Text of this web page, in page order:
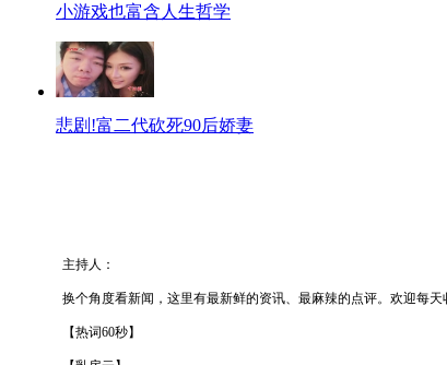
小游戏也富含人生哲学
悲剧!富二代砍死90后娇妻
主持人：
换个角度看新闻，这里有最新鲜的资讯、最麻辣的点评。欢迎每天
【热词60秒】